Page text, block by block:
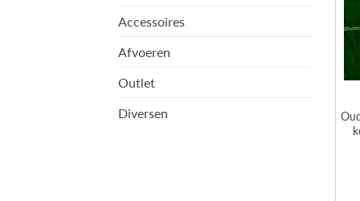
Accessoires
Afvoeren
Outlet
Diversen